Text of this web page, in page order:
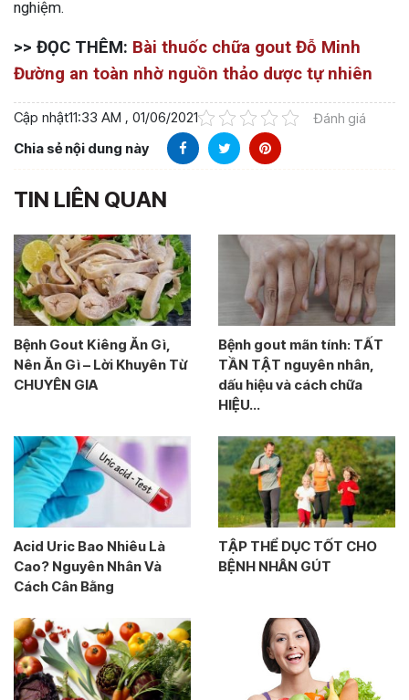
nghiệm.
>> ĐỌC THÊM: Bài thuốc chữa gout Đỗ Minh
Đường an toàn nhờ nguồn thảo dược tự nhiên
Cập nhật11:33 AM , 01/06/2021 Đánh giá
Chia sẻ nội dung này
TIN LIÊN QUAN
Bệnh Gout Kiêng Ăn Gì,
Nên Ăn Gì – Lời Khuyên Từ
CHUYÊN GIA
Bệnh gout mãn tính: TẤT
TẦN TẬT nguyên nhân,
dấu hiệu và cách chữa
HIỆU...
Acid Uric Bao Nhiêu Là
Cao? Nguyên Nhân Và
Cách Cân Bằng
TẬP THỂ DỤC TỐT CHO
BỆNH NHÂN GÚT